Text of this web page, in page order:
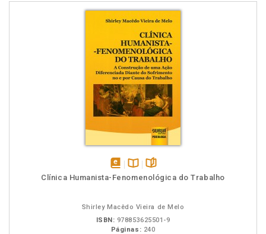
disponível
Disponível
páginas
Clínica Humanista-Fenomenológica do Trabalho
Shirley Macêdo Vieira de Melo
ISBN: 978853625501-9
Páginas: 240